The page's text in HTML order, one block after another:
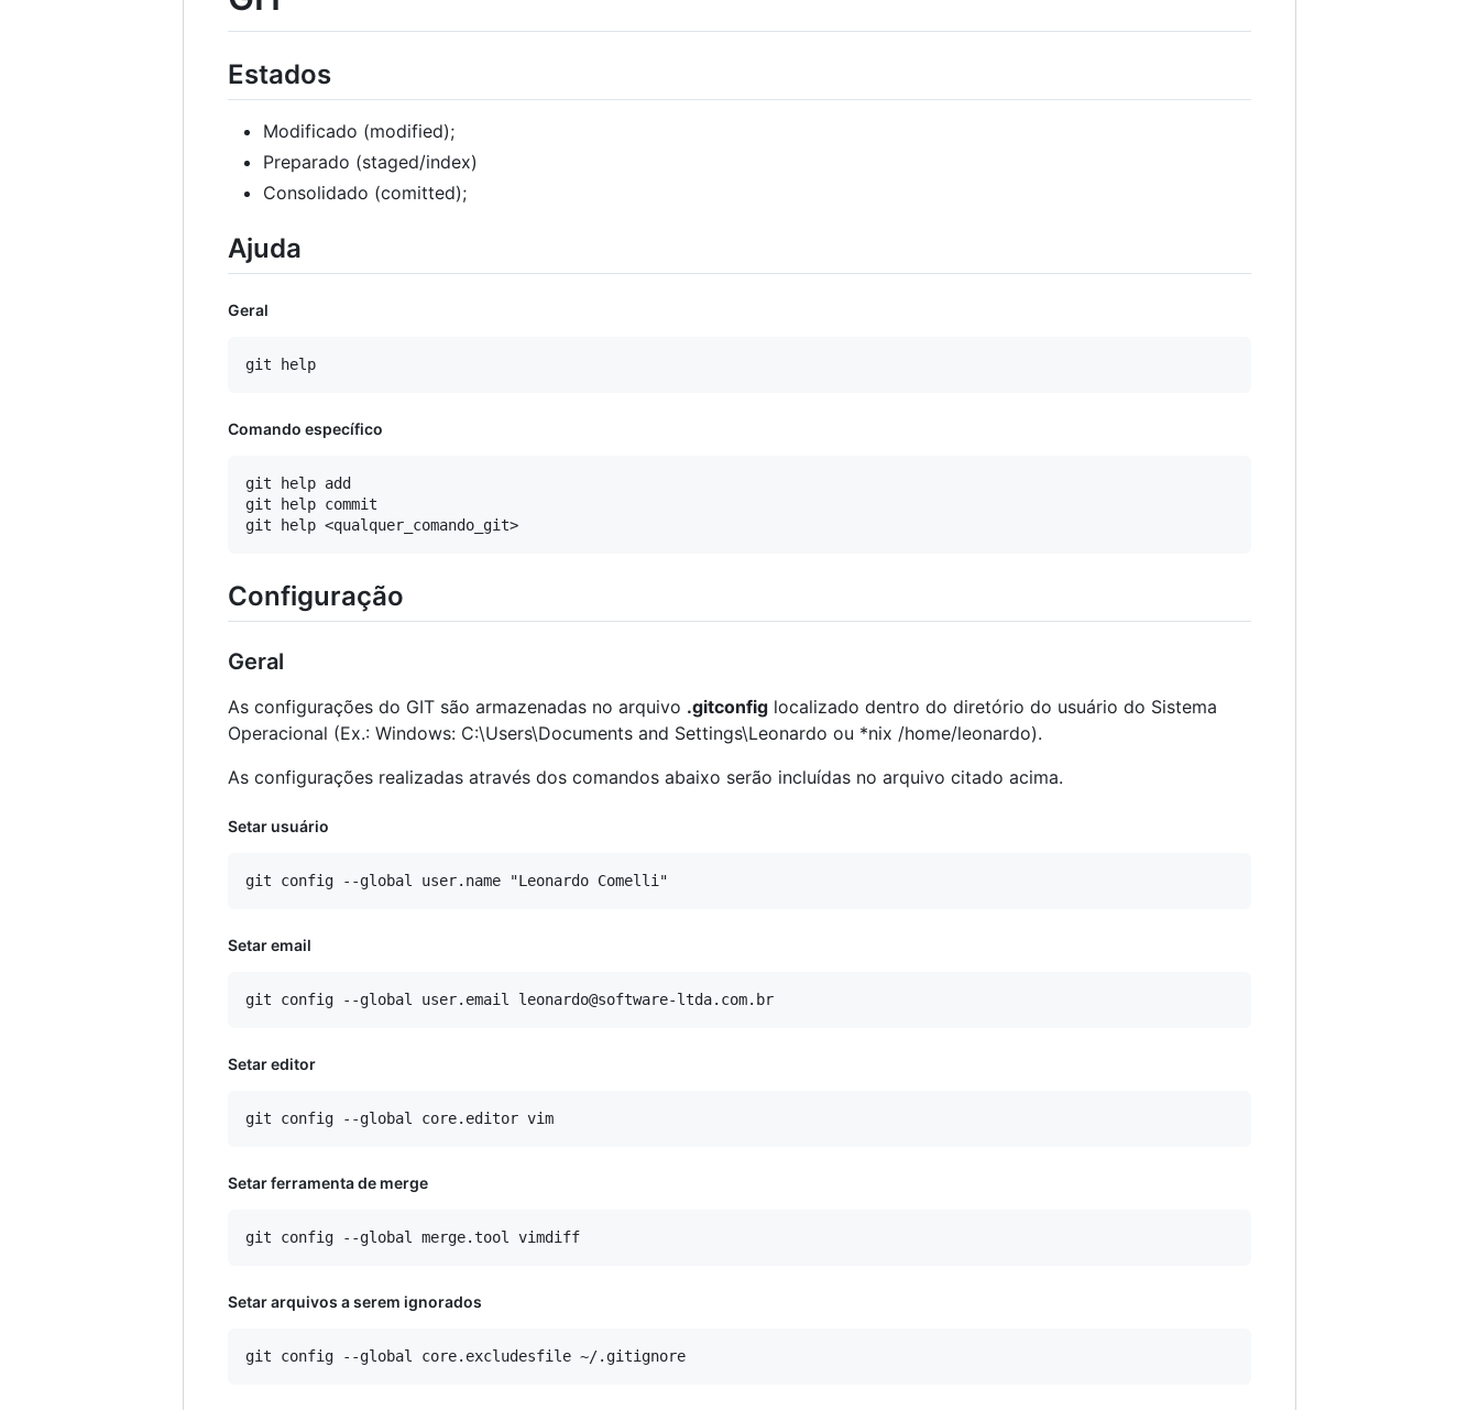
Estados
Modificado (modified);
Preparado (staged/index)
Consolidado (comitted);
Ajuda
Geral
Comando específico
git help add
git help commit
Configuração
Geral
As configurações do GIT são armazenadas no arquivo .gitconfig localizado dentro do diretório do usuário do Sistema
Operacional (Ex.: Windows: C:\Users\Documents and Settings\Leonardo ou *nix /home/leonardo).
As configurações realizadas através dos comandos abaixo serão incluídas no arquivo citado acima.
Setar usuário
Setar email
Setar editor
Setar ferramenta de merge
Setar arquivos a serem ignorados